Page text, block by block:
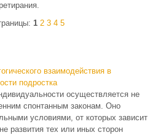
1 2 3 4 5
взаимодействия в
подростка
осуществляется не
спонтанным законам. Оно
условиями, от которых зависит
развития тех или иных сторон